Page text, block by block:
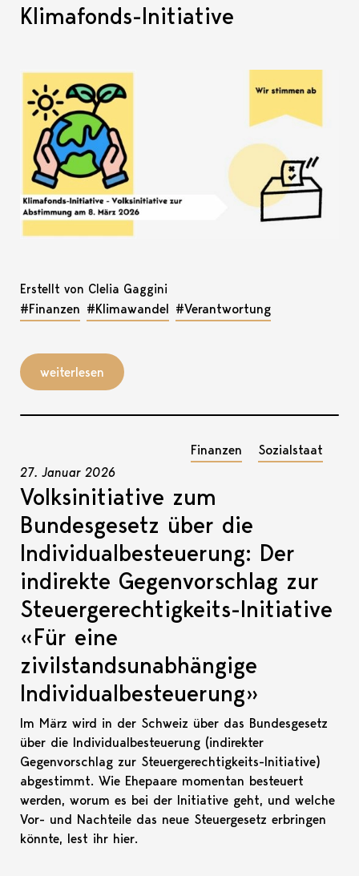
Klimafonds-Initiative
Erstellt von Clelia Gaggini
#Finanzen #Klimawandel #Verantwortung
weiterlesen
Finanzen Sozialstaat
27. Januar 2026
Volksinitiative zum
Bundesgesetz über die
Individualbesteuerung: Der
indirekte Gegenvorschlag zur
Steuergerechtigkeits-Initiative
«Für eine
zivilstandsunabhängige
Individualbesteuerung»
Im März wird in der Schweiz über das Bundesgesetz
über die Individualbesteuerung (indirekter
Gegenvorschlag zur Steuergerechtigkeits-Initiative)
abgestimmt. Wie Ehepaare momentan besteuert
werden, worum es bei der Initiative geht, und welche
Vor- und Nachteile das neue Steuergesetz erbringen
könnte, lest ihr hier.